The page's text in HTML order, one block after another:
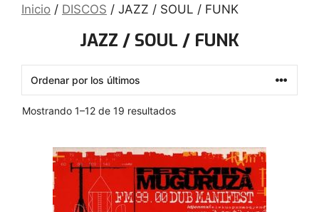
Inicio / DISCOS / JAZZ / SOUL / FUNK
JAZZ / SOUL / FUNK
Mostrando 1–12 de 19 resultadosOrdenado
últimos